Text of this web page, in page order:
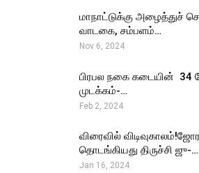
மாநாட்டுக்கு அழைத்துச்
வாடகை, சம்பளம்…
Nov 6, 2024
பிரபல நகை கடையின் ₹
முடக்கம்-…
Feb 2, 2024
விரைவில்
தொடங்கியது திருச்சி ஜு-…
Jan 16, 2024